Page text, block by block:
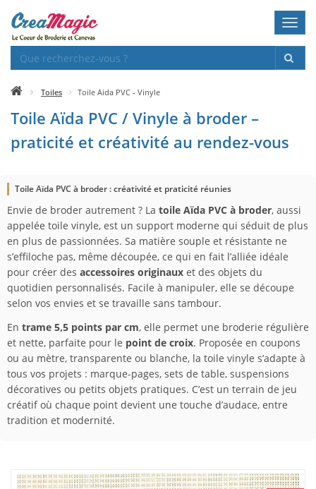
Toiles Toile Aida PVC - Vinyle
Toile Aïda PVC / Vinyle à broder –
praticité et créativité au rendez-vous
Toile Aïda PVC à broder : créativité et praticité réunies
Envie de broder autrement ? La toile Aïda PVC à broder, aussi
appelée toile vinyle, est un support moderne qui séduit de plus
en plus de passionnées. Sa matière souple et résistante ne
s’effiloche pas, même découpée, ce qui en fait l’alliée idéale
pour créer des accessoires originaux et des objets du
quotidien personnalisés. Facile à manipuler, elle se découpe
selon vos envies et se travaille sans tambour.
En trame 5,5 points par cm, elle permet une broderie régulière
et nette, parfaite pour le point de croix. Proposée en coupons
ou au mètre, transparente ou blanche, la toile vinyle s’adapte à
tous vos projets : marque-pages, sets de table, suspensions
décoratives ou petits objets pratiques. C’est un terrain de jeu
créatif où chaque point devient une touche d’audace, entre
tradition et modernité.